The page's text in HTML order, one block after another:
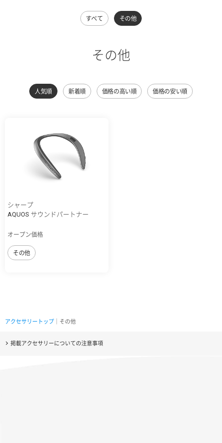
すべて その他
その他
人気順 新着順 価格の高い順 価格の安い順
シャープ
AQUOS サウンドパートナー
オープン価格
その他
アクセサリートップ ｜その他
掲載アクセサリーについての注意事項